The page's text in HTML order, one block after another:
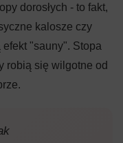
dorosłych - to fakt,
kalosze czy
"sauny". Stopa
robią się wilgotne od